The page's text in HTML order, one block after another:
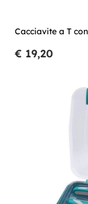
Cacciavite a T
€ 19,20